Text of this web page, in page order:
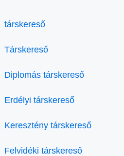
társkereső
Társkereső
Diplomás társkereső
Erdélyi társkereső
Keresztény társkereső
Felvidéki társkereső